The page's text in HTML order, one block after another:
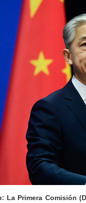
La Primera Comisión